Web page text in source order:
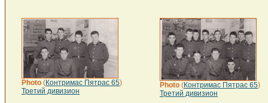
Photo (Контримас Пятрас 65)
Третий дивизион
Photo (Контримас Пятрас 65)
Третий дивизион